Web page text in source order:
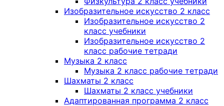
Изобразительное искусство 2 класс
Изобразительное искусство 2
класс учебники
Изобразительное искусство 2
класс рабочие тетради
Музыка 2 класс
Музыка 2 класс рабочие тетради
Шахматы 2 класс
Шахматы 2 класс учебники
Адаптированная программа 2 класс